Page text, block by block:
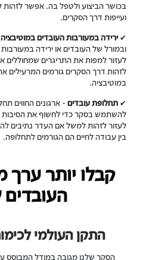
בכושר הביצוע ולטפל בה. אפשר
ועייפות דרך הסקרים.
✔ירידה במעורבות העובדים במוטיבציה
ובמורל של העובדים או ירידה
לעזור למפות את התריגרים
לזהות דרך הסקרים גורמים המרעילים את
במוטיבציה.
✔ תחלופת עובדים - ארגונים החווים
להשתמש בסקר כדי לחשוף את הסיבות
לעזור לזהות למשל אם העדר נתיבים
בין עבודה לחיים הם הגורמים לתחלופה.
קבלו יותר ערך
התקן העולמי
הסקר שלנו מגובה במודל המבוסס